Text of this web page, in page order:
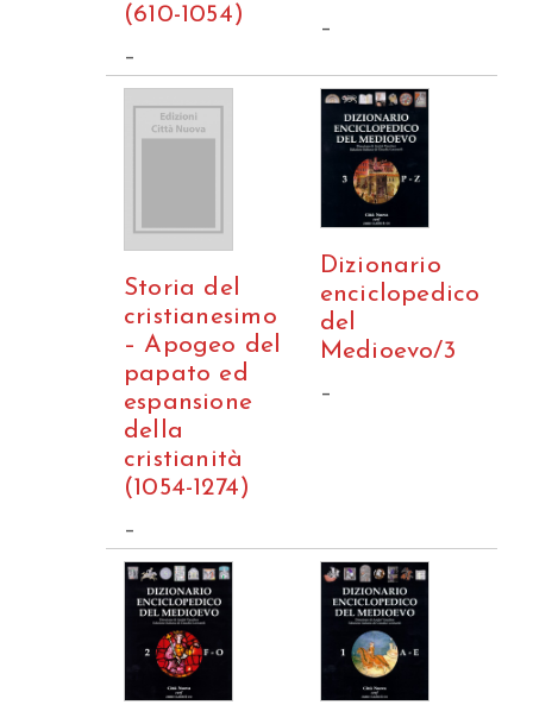
(610-1054)
–
–
Storia del
cristianesimo
– Apogeo del
papato ed
espansione
della
cristianità
(1054-1274)
–
Dizionario
enciclopedico
del
Medioevo/3
–